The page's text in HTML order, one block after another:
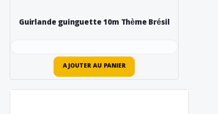
Guirlande guinguette 10m Thème Brésil
AJOUTER AU PANIER